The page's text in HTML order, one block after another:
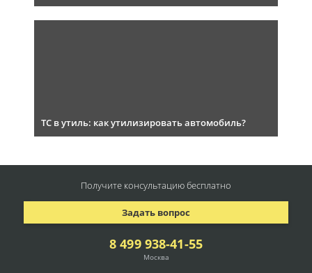
ТС в утиль: как утилизировать автомобиль?
8 499 938-41-55
Москва
Задать вопрос
Получите консультациюбесплатно